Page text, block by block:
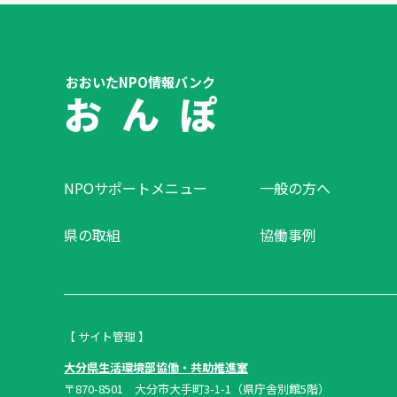
おおいたNPO情報バンク
お ん ぽ
NPOサポートメニュー 一般の方へ
県の取組 協働事例
【 サイト管理 】
大分県生活環境部協働・共助推進室
〒870-8501 大分市大手町3-1-1（県庁舎別館5階）